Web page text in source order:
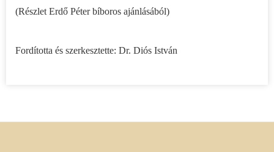
(Részlet Erdő Péter bíboros ajánlásából)
Fordította és szerkesztette: Dr. Diós István